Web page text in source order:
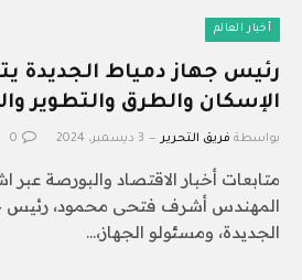
أخبار العالم
رئيس جهاز دمياط الجديدة
الإسكان والطرق والتطوير
بواسطة فريق التحرير 3 ديسمبر، 2024 0
متابعات أخبار الاقتصاد والبورصة عبر
المهندس أشرف فتحى محمود، رئيس
الجديدة، ومسئولو الجهاز،…